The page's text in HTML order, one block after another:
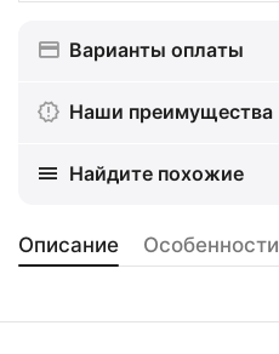
Варианты оплаты
Наши преимущества
Найдите похожие
Описание Особенности